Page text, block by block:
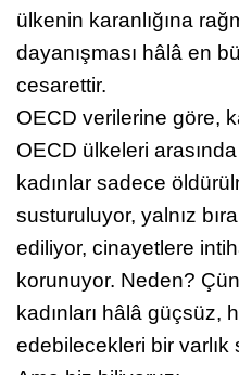
ülkenin karanlığına
dayanışması hâlâ en
cesarettir.
OECD verilerine göre,
OECD ülkeleri
kadınlar sadece
susturuluyor, yalnız
ediliyor, cinayetlere
korunuyor. Neden?
kadınları hâlâ güçsüz,
edebilecekleri bir varlık